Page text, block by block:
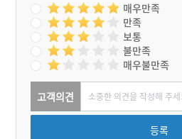
매우만족
만족
보통
불만족
매우불만족
고객의견
등록